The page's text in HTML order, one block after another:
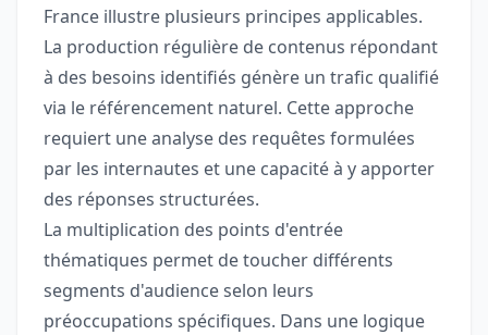
France illustre plusieurs principes applicables.
La production régulière de contenus répondant
à des besoins identifiés génère un trafic qualifié
via le référencement naturel. Cette approche
requiert une analyse des requêtes formulées
par les internautes et une capacité à y apporter
des réponses structurées.
La multiplication des points d'entrée
thématiques permet de toucher différents
segments d'audience selon leurs
préoccupations spécifiques. Dans une logique